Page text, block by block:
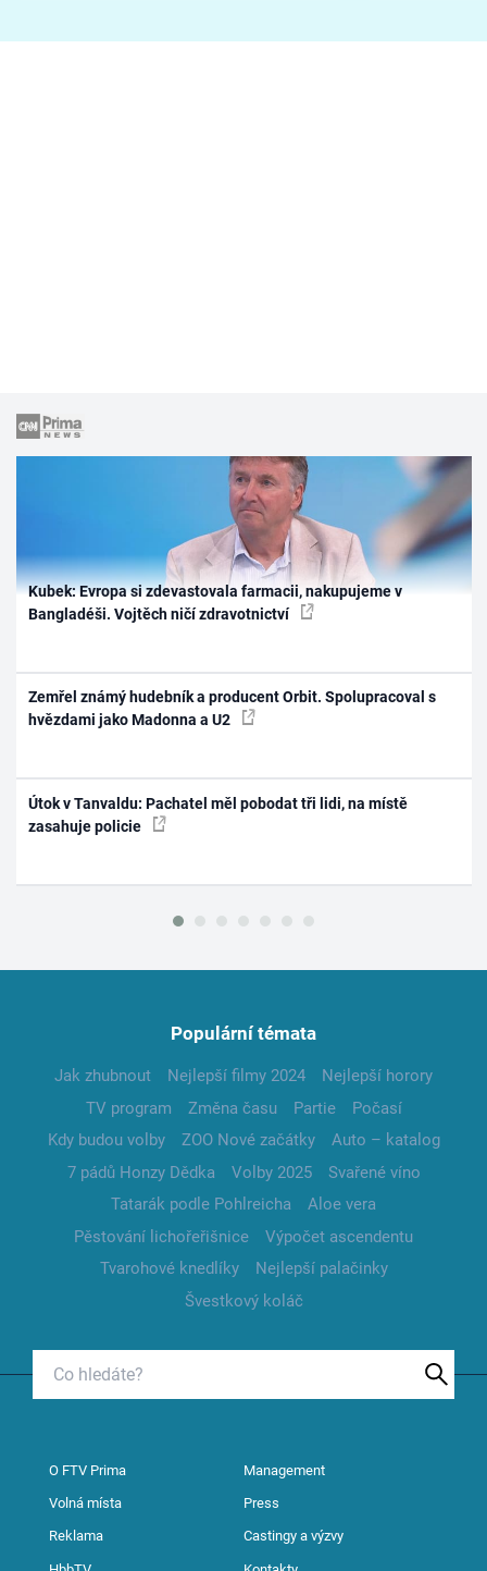
Kubek: Evropa si zdevastovala farmacii, nakupujeme v
Bangladéši. Vojtěch ničí zdravotnictví
Zemřel známý hudebník a producent Orbit. Spolupracoval s
hvězdami jako Madonna a U2
Útok v Tanvaldu: Pachatel měl pobodat tři lidi, na místě
zasahuje policie
Populární témata
Jak zhubnout Nejlepší filmy 2024
Nejlepší horory
TV program
Změna času Partie
Počasí
Kdy budou volby
ZOO Nové začátky
Auto – katalog
7 pádů Honzy Dědka
Volby 2025
Svařené víno
Tatarák podle Pohlreicha
Aloe vera
Pěstování lichořeřišnice
Výpočet ascendentu
Tvarohové knedlíky
Nejlepší palačinky
Švestkový koláč
O FTV Prima Management
Volná místa Press
Reklama Castingy a výzvy